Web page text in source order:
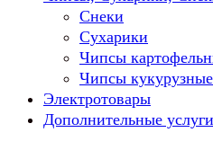
Снеки
Сухарики
Чипсы
Чипсы кукурузные
Электротовары
Дополнительные услуги